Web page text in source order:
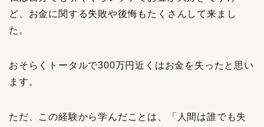
ど、お金に関する失敗や後悔もたくさんして来まし
た。
おそらくトータルで300万円近くはお金を失ったと思い
ます。
ただ、この経験から学んだことは、「人間は誰でも失